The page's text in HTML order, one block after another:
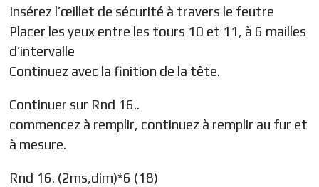
Insérez l’œillet de sécurité à travers le feutre
Placer les yeux entre les tours 10 et 11, à 6 mailles
d’intervalle
Continuez avec la finition de la tête.
Continuer sur Rnd 16..
commencez à remplir, continuez à remplir au fur et
à mesure.
Rnd 16. (2ms,dim)*6 (18)